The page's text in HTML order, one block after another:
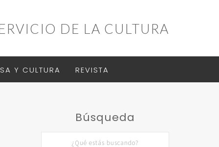
DE LA CULTURA
Y CULTURA REVISTA
Búsqueda